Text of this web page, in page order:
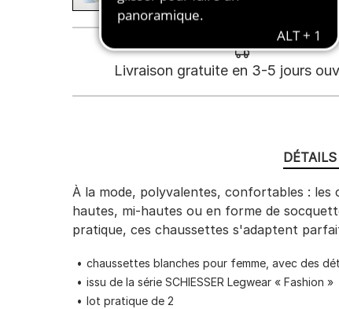
Livraison gratuite en 3-5 jours
À la mode, polyvalentes, confortables : les
hautes, mi-hautes ou en forme de
pratique, ces chaussettes s'adaptent
chaussettes blanches pour femme, avec des
issu de la série SCHIESSER Legwear « Fashion »
lot pratique de 2